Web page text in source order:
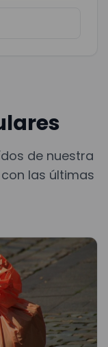
de nuestra
las últimas